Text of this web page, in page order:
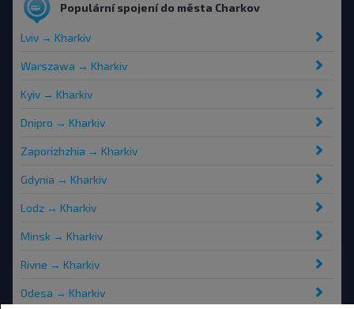
Populární spojení do města Charkov
Lviv → Kharkiv
Warszawa → Kharkiv
Kyiv → Kharkiv
Dnipro → Kharkiv
Zaporizhzhia → Kharkiv
Gdynia → Kharkiv
Lodz → Kharkiv
Minsk → Kharkiv
Rivne → Kharkiv
Odesa → Kharkiv